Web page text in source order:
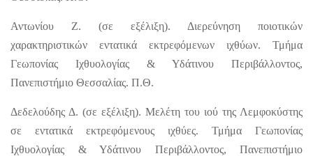
Αντωνίου Ζ. (σε εξέλιξη). Διερεύνηση ποιοτικών
χαρακτηριστικών εντατικά εκτρεφόμενων ιχθύων. Τμήμα
Γεωπονίας Ιχθυολογίας & Υδάτινου Περιβάλλοντος,
Πανεπιστήμιο Θεσσαλίας. Π.Θ.
Δεδελούδης Δ. (σε εξέλιξη). Μελέτη του ιού της Λεμφοκύστης
σε εντατικά εκτρεφόμενους ιχθύες. Τμήμα Γεωπονίας
Ιχθυολογίας & Υδάτινου Περιβάλλοντος, Πανεπιστήμιο